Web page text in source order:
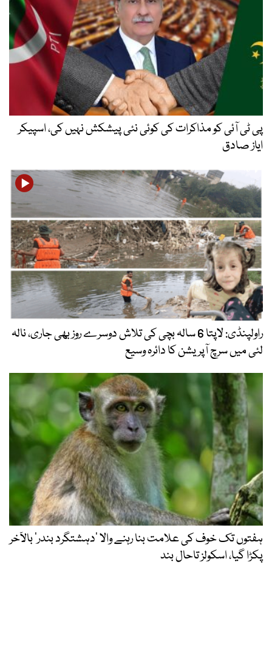
پی ٹی آئی کو مذاکرات کی کوئی نئی پیشکش نہیں کی، اسپیکر
ایاز صادق
راولپنڈی: لاپتا 6 سالہ بچی کی تلاش دوسرے روز بھی جاری، نالہ
لئی میں سرچ آپریشن کا دائرہ وسیع
ہفتوں تک خوف کی علامت بنا رہنے والا ‘دہشتگرد بندر’ بالآخر
پکڑا گیا، اسکولز تاحال بند